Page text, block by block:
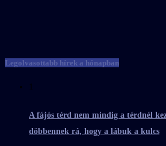
Legolvasottabb hírek a hónapban
1
A fájós térd nem mindig a térdnél
döbbennek rá, hogy a lábuk a kulcs